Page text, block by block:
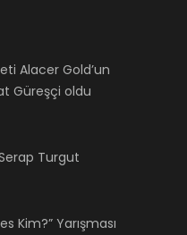
Alacer Gold’un
Güreşçi oldu
Turgut
Kim?” Yarışması